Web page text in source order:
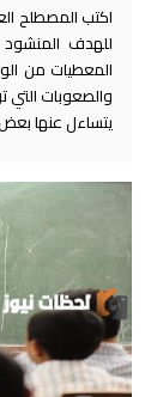
اكتب المصطلح
للهدف
المعطيات من
والصعوبات التي
يتساءل عنها